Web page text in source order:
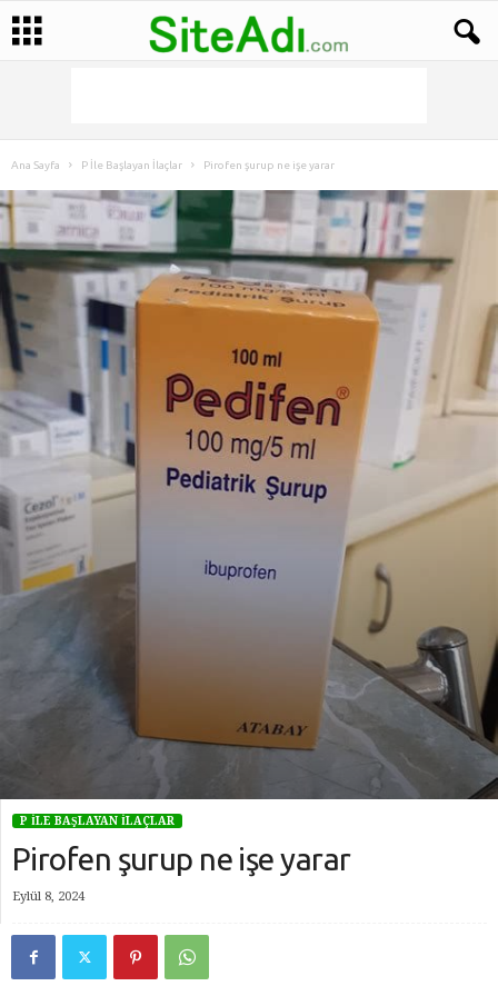
Ana Sayfa P İle Başlayan İlaçlar Pirofen şurup ne işe yarar
P İLE BAŞLAYAN İLAÇLAR
Pirofen şurup ne işe yarar
Eylül 8, 2024